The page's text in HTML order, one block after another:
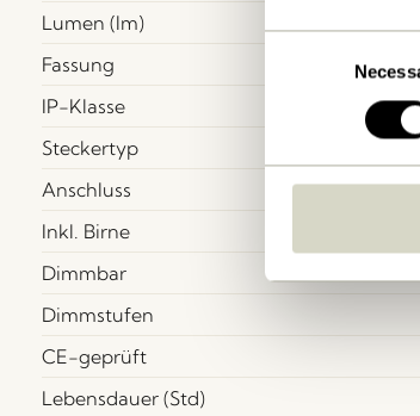
Lumen (lm)
Fassung
IP-Klasse
Steckertyp
Anschluss
Inkl. Birne
Dimmbar
Dimmstufen
CE-geprüft
Lebensdauer (Std)